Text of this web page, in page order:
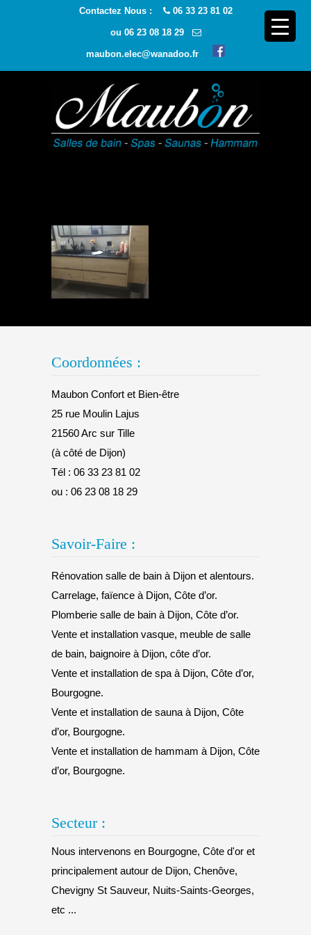
Contactez Nous : 06 33 23 81 02
ou 06 23 08 18 29
maubon.elec@wanadoo.fr
Coordonnées :
Maubon Confort et Bien-être
25 rue Moulin Lajus
21560 Arc sur Tille
(à côté de Dijon)
Tél : 06 33 23 81 02
ou : 06 23 08 18 29
Savoir-Faire :
Rénovation salle de bain à Dijon et alentours.
Carrelage, faïence à Dijon, Côte d’or.
Plomberie salle de bain à Dijon, Côte d’or.
Vente et installation vasque, meuble de salle
de bain, baignoire à Dijon, côte d’or.
Vente et installation de spa à Dijon, Côte d’or,
Bourgogne.
Vente et installation de sauna à Dijon, Côte
d’or, Bourgogne.
Vente et installation de hammam à Dijon, Côte
d’or, Bourgogne.
Secteur :
Nous intervenons en Bourgogne, Côte d'or et
principalement autour de Dijon, Chenôve,
Chevigny St Sauveur, Nuits-Saints-Georges,
etc ...